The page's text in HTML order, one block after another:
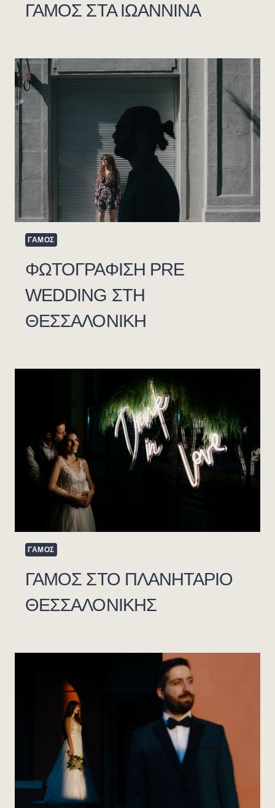
ΓΑΜΟΣ ΣΤΑ ΙΩΑΝΝΙΝΑ
ΓΑΜΟΣ
ΦΩΤΟΓΡΑΦΙΣΗ PRE
WEDDING ΣΤΗ
ΘΕΣΣΑΛΟΝΙΚΗ
ΓΑΜΟΣ
ΓΑΜΟΣ ΣΤΟ ΠΛΑΝΗΤΑΡΙΟ
ΘΕΣΣΑΛΟΝΊΚΗΣ